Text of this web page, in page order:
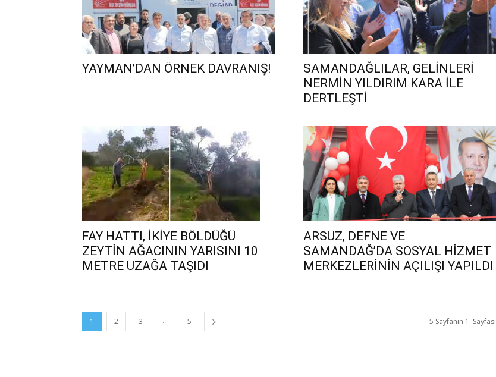
YAYMAN’DAN ÖRNEK DAVRANIŞ!
SAMANDAĞLILAR, GELİNLERİ
NERMİN YILDIRIM KARA İLE
DERTLEŞTİ
FAY HATTI, İKİYE BÖLDÜĞÜ
ZEYTİN AĞACININ YARISINI 10
METRE UZAĞA TAŞIDI
ARSUZ, DEFNE VE
SAMANDAĞ’DA SOSYAL HİZMET
MERKEZLERİNİN AÇILIŞI YAPILDI
1 2 3 ... 5 5 Sayfanın 1. Sayfası